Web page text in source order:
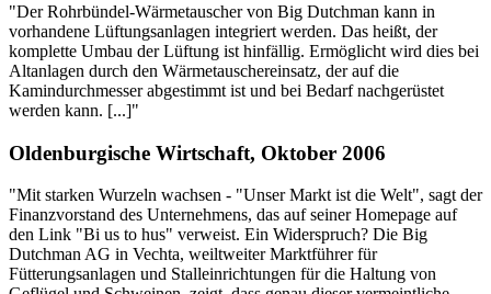
"Der Rohrbündel-Wärmetauscher von Big Dutchman kann in
vorhandene Lüftungsanlagen integriert werden. Das heißt, der
komplette Umbau der Lüftung ist hinfällig. Ermöglicht wird dies bei
Altanlagen durch den Wärmetauschereinsatz, der auf die
Kamindurchmesser abgestimmt ist und bei Bedarf nachgerüstet
werden kann. [...]"
Oldenburgische Wirtschaft, Oktober 2006
"Mit starken Wurzeln wachsen - "Unser Markt ist die Welt", sagt der
Finanzvorstand des Unternehmens, das auf seiner Homepage auf
den Link "Bi us to hus" verweist. Ein Widerspruch? Die Big
Dutchman AG in Vechta, weiltweiter Marktführer für
Fütterungsanlagen und Stalleinrichtungen für die Haltung von